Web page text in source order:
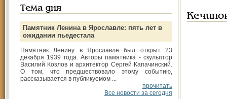
Тема дня
Памятник Ленина в Ярославле: пять лет в
ожидании пьедестала
Памятник Ленину в Ярославле был открыт 23
декабря 1939 года. Авторы памятника - скульптор
Василий Козлов и архитектор Сергей Капачинский.
О том, что предшествовало этому событию,
рассказывается в публикуемом ...
прочитать
Все новости за сегодня